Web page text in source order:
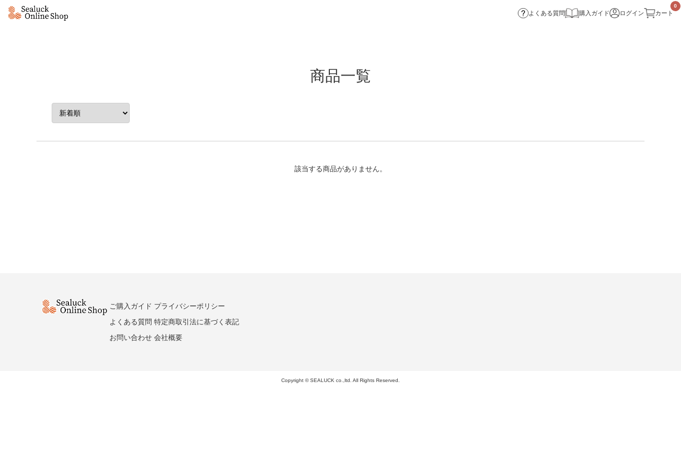
よくある質問 購入ガイド ログイン
0
カート
商品一覧
該当する商品がありません。
ご購入ガイド
よくある質問
お問い合わせ
プライバシーポリシー
特定商取引法に基づく表記
会社概要
Copyright © SEALUCK co.,ltd. All Rights Reserved.